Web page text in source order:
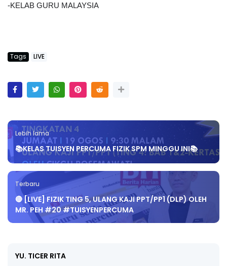
-KELAB GURU MALAYSIA
Tags LIVE
Lebih lama
📚KELAS TUISYEN PERCUMA FIZIK SPM MINGGU INI📚
Terbaru
🔴 [LIVE] FIZIK TING 5, ULANG KAJI PPT/PP1 (DLP) OLEH
MR. PEH #20 #TUISYENPERCUMA
YU. TICER RITA